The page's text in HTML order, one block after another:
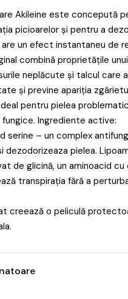
Akileine este concepută
picioarelor și pentru a
un efect instantaneu de
combină proprietățile
neplăcute și talcul care
și previne apariția
pentru pielea
Ingrediente active:
serine – un complex
dezodorizeaza pielea.
de glicină, un aminoacid
transpirația fără a
creează o peliculă